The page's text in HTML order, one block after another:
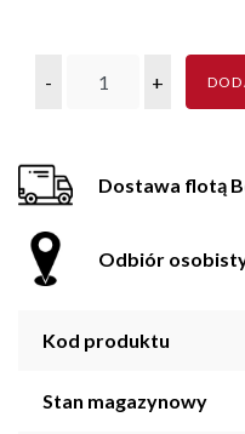
- +
Dostawa flotą
Odbiór
Kod produktu
Stan magazynowy